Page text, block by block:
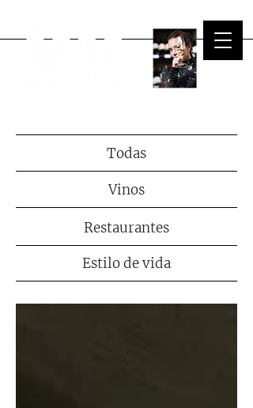
Todas
Vinos
Restaurantes
Estilo de vida